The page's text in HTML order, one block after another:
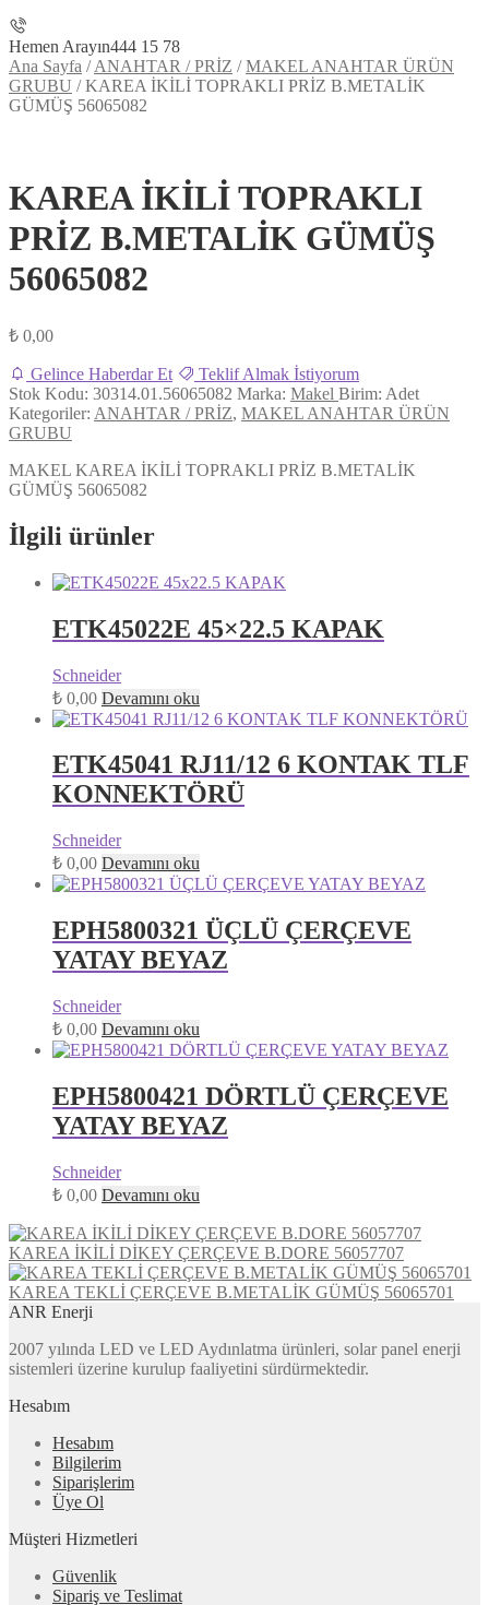
Hemen Arayın444 15 78
Ana Sayfa /ANAHTAR / PRİZ /MAKEL ANAHTAR ÜRÜN
GRUBU /KAREA İKİLİ TOPRAKLI PRİZ B.METALİK
GÜMÜŞ 56065082
KAREA İKİLİ TOPRAKLI
PRİZ B.METALİK GÜMÜŞ
56065082
₺ 0,00
Gelince Haberdar Et
Teklif Almak İstiyorum
Stok Kodu: 30314.01.56065082 Marka: Makel Birim: Adet
Kategoriler: ANAHTAR / PRİZ, MAKEL ANAHTAR ÜRÜN
GRUBU
MAKEL KAREA İKİLİ TOPRAKLI PRİZ B.METALİK
GÜMÜŞ 56065082
İlgili ürünler
ETK45022E 45×22.5 KAPAK
Schneider
₺ 0,00 Devamını oku
ETK45041 RJ11/12 6 KONTAK TLF
KONNEKTÖRÜ
Schneider
₺ 0,00 Devamını oku
EPH5800321 ÜÇLÜ ÇERÇEVE
YATAY BEYAZ
Schneider
₺ 0,00 Devamını oku
EPH5800421 DÖRTLÜ ÇERÇEVE
YATAY BEYAZ
Schneider
₺ 0,00 Devamını oku
KAREA İKİLİ DİKEY ÇERÇEVE B.DORE 56057707
KAREA TEKLİ ÇERÇEVE B.METALİK GÜMÜŞ 56065701
ANR Enerji
2007 yılında LED ve LED Aydınlatma ürünleri, solar panel enerji
sistemleri üzerine kurulup faaliyetini sürdürmektedir.
Hesabım
Hesabım
Bilgilerim
Siparişlerim
Üye Ol
Müşteri Hizmetleri
Güvenlik
Sipariş ve Teslimat